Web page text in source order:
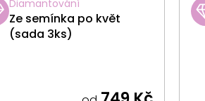
Diamantování
Ze semínka po květ
(sada 3ks)